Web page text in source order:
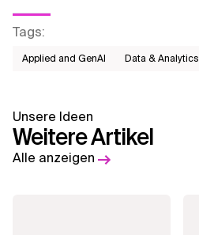
Tags:
Applied and GenAI Data & Analytics
Unsere Ideen
Weitere Artikel
Alle anzeigen